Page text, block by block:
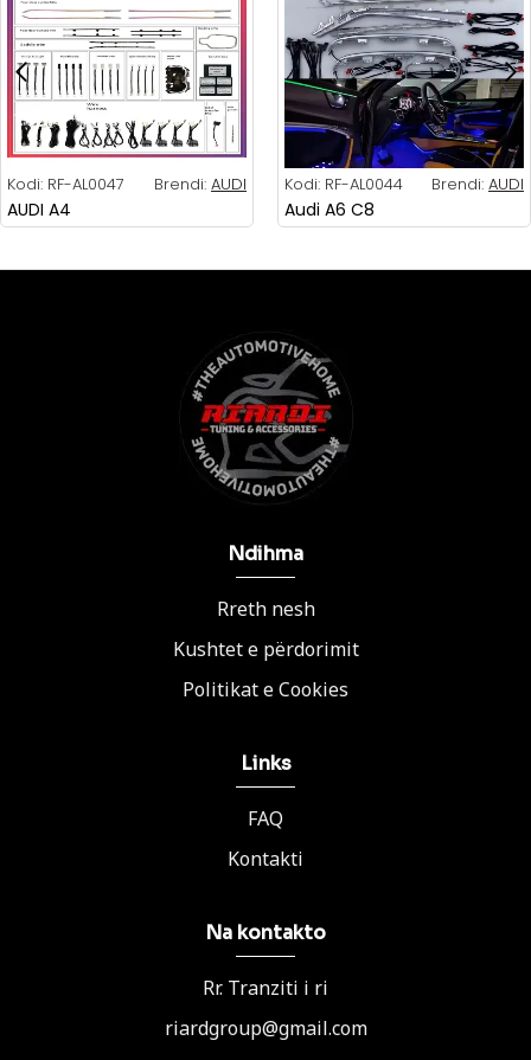
Kodi: RF-AL0047 Brendi: AUDI
AUDI A4
Kodi: RF-AL0044 Brendi: AUDI
Audi A6 C8
Ndihma
Rreth nesh
Kushtet e përdorimit
Politikat e Cookies
Links
FAQ
Kontakti
Na kontakto
Rr. Tranziti i ri
riardgroup@gmail.com